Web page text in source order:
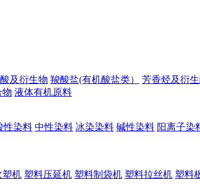
及衍生物 羧酸盐(有机酸盐类） 芳香烃及衍
物 液体有机原料
性染料 中性染料 冰染染料 碱性染料 阳离子染
塑机 塑料压延机 塑料制袋机 塑料拉丝机 塑料